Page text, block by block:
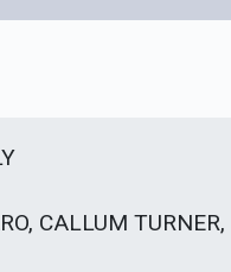
CALLUM